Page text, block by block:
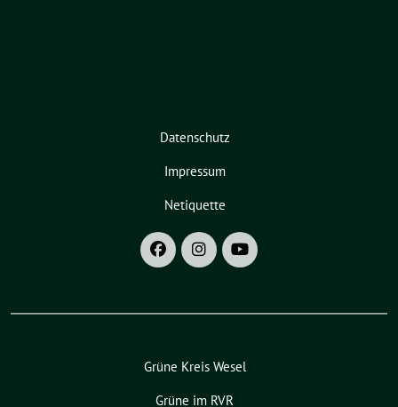
Datenschutz
Impressum
Netiquette
Grüne Kreis Wesel
Grüne im RVR